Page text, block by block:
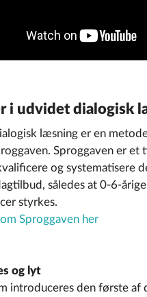
i udvidet dialogisk
læsning er en
Sproggaven er et
og systematisere
således at 0-6-
styrkes.
Sproggaven her
og lyt
introduceres den første